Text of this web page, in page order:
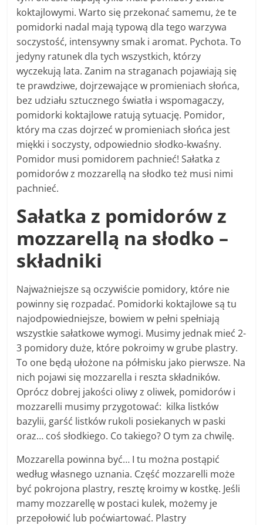
koktajlowymi. Warto się przekonać samemu, że te
pomidorki nadal mają typową dla tego warzywa
soczystość, intensywny smak i aromat. Pychota. To
jedyny ratunek dla tych wszystkich, którzy
wyczekują lata. Zanim na straganach pojawiają się
te prawdziwe, dojrzewające w promieniach słońca,
bez udziału sztucznego światła i wspomagaczy,
pomidorki koktajlowe ratują sytuację. Pomidor,
który ma czas dojrzeć w promieniach słońca jest
miękki i soczysty, odpowiednio słodko-kwaśny.
Pomidor musi pomidorem pachnieć! Sałatka z
pomidorów z mozzarellą na słodko też musi nimi
pachnieć.
Sałatka z pomidorów z
mozzarellą na słodko –
składniki
Najważniejsze są oczywiście pomidory, które nie
powinny się rozpadać. Pomidorki koktajlowe są tu
najodpowiedniejsze, bowiem w pełni spełniają
wszystkie sałatkowe wymogi. Musimy jednak mieć 2-
3 pomidory duże, które pokroimy w grube plastry.
To one będą ułożone na półmisku jako pierwsze. Na
nich pojawi się mozzarella i reszta składników.
Oprócz dobrej jakości oliwy z oliwek, pomidorów i
mozzarelli musimy przygotować: kilka listków
bazylii, garść listków rukoli posiekanych w paski
oraz… coś słodkiego. Co takiego? O tym za chwilę.
Mozzarella powinna być… I tu można postąpić
według własnego uznania. Część mozzarelli może
być pokrojona plastry, resztę kroimy w kostkę. Jeśli
mamy mozzarellę w postaci kulek, możemy je
przepołowić lub poćwiartować. Plastry